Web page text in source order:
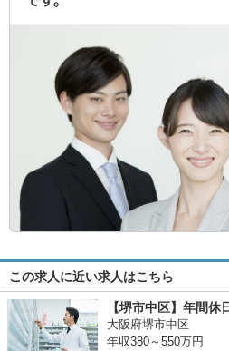
この求人に近い求人はこちら
【堺市中区】年間
大阪府堺市中区
年収380～550万円